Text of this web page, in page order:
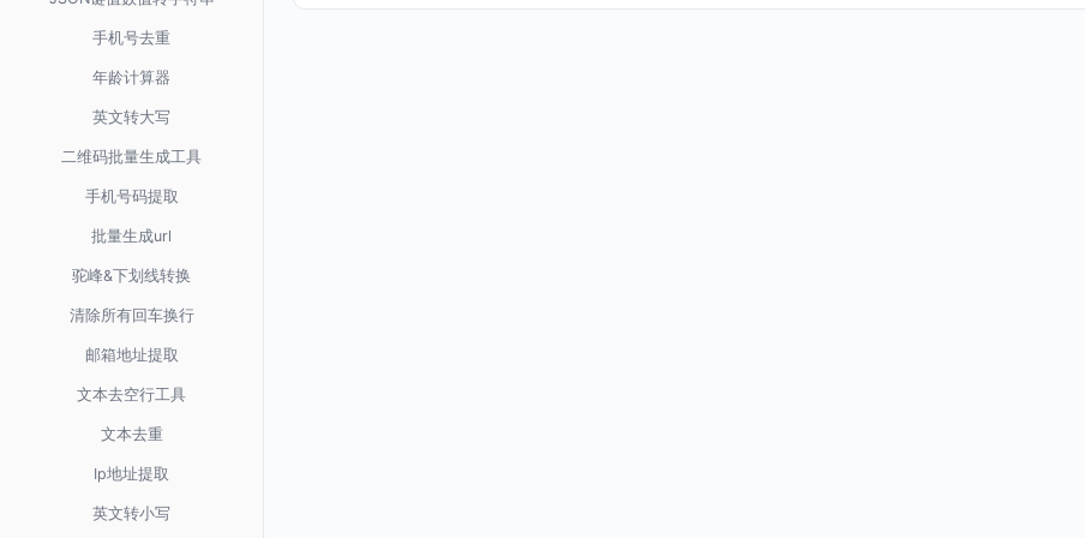
手机号去重
年龄计算器
英文转大写
二维码批量生成工具
手机号码提取
批量生成url
驼峰&下划线转换
清除所有回车换行
邮箱地址提取
文本去空行工具
文本去重
Ip地址提取
英文转小写